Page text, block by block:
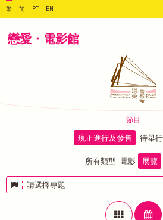
繁 简 PT EN
戀愛・電影館
節目
現正進行及發售 待舉行
所有類型 電影 展覽
請選擇專題